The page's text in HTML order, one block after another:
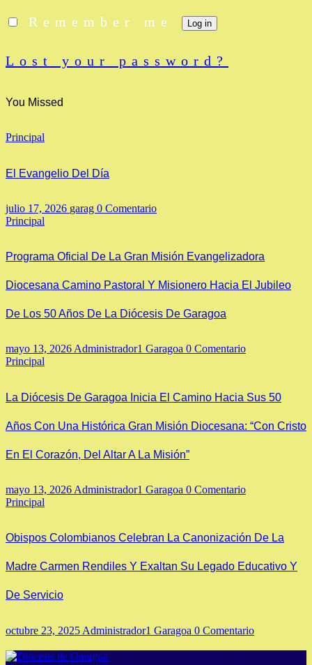
Remember me Log in
Lost your password?
You Missed
Principal
El Evangelio Del Día
julio 17, 2026 garag 0 Comentario
Principal
Programa Oficial De La Gran Misión Evangelizadora
Diocesana Camino Pastoral Y Misionero Hacia El Jubileo
De Los 50 Años De La Diócesis De Garagoa
mayo 13, 2026Administrador1 Garagoa 0 Comentario
Principal
La Diócesis De Garagoa Inicia El Camino Hacia Sus 50
Años Con Una Histórica Gran Misión Diocesana: “Con Cristo
En El Corazón, Del Altar A La Misión”
mayo 13, 2026 Administrador1 Garagoa 0 Comentario
Principal
Obispos Colombianos Celebran La Canonización De La
Madre Carmen Rendiles Y Exaltan Su Legado Educativo Y
De Servicio
octubre 23, 2025 Administrador1 Garagoa 0 Comentario